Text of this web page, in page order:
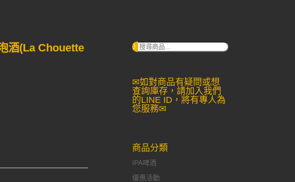
酒(La Chouette
搜
✉如對商品有疑問或想
查詢庫存，請加入我們
的LINE ID，將有專人為
您服務✉
商品分類
IPA啤酒
優惠活動